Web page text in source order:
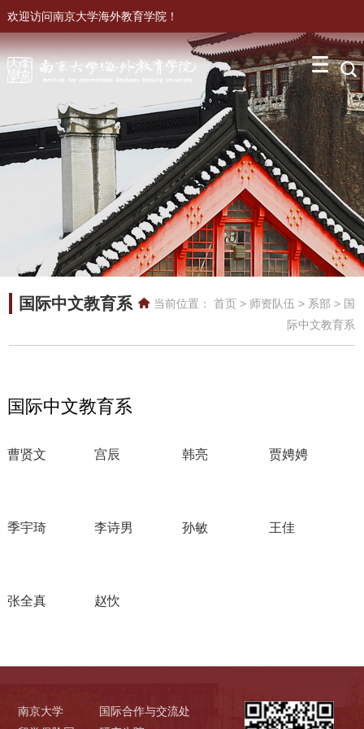
欢迎访问南京大学海外教育学院！
国际中文教育系 当前位置： 首页> 师资队伍 > 系部 > 国
际中文教育系
国际中文教育系
曹贤文 宫辰 韩亮 贾娉娉
季宇琦 李诗男 孙敏 王佳
张全真 赵忺
南京大学
国际合作与交流处